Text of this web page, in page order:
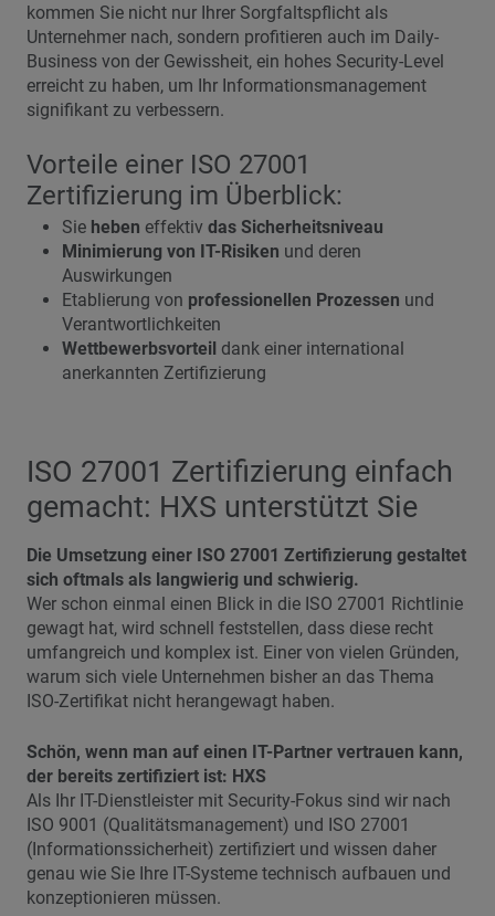
kommen Sie nicht nur Ihrer Sorgfaltspflicht als
Unternehmer nach, sondern profitieren auch im Daily-
Business von der Gewissheit, ein hohes Security-Level
erreicht zu haben, um Ihr Informationsmanagement
signifikant zu verbessern.
Vorteile einer ISO 27001
Zertifizierung im Überblick:
Sie heben effektiv das Sicherheitsniveau
Minimierung von IT-Risiken und deren
Auswirkungen
Etablierung von professionellen Prozessen und
Verantwortlichkeiten
Wettbewerbsvorteil dank einer international
anerkannten Zertifizierung
ISO 27001 Zertifizierung einfach
gemacht: HXS unterstützt Sie
Die Umsetzung einer ISO 27001 Zertifizierung gestaltet
sich oftmals als langwierig und schwierig.
Wer schon einmal einen Blick in die ISO 27001 Richtlinie
gewagt hat, wird schnell feststellen, dass diese recht
umfangreich und komplex ist. Einer von vielen Gründen,
warum sich viele Unternehmen bisher an das Thema
ISO-Zertifikat nicht herangewagt haben.
Schön, wenn man auf einen IT-Partner vertrauen kann,
der bereits zertifiziert ist: HXS
Als Ihr IT-Dienstleister mit Security-Fokus sind wir nach
ISO 9001 (Qualitätsmanagement) und ISO 27001
(Informationssicherheit) zertifiziert und wissen daher
genau wie Sie Ihre IT-Systeme technisch aufbauen und
konzeptionieren müssen.